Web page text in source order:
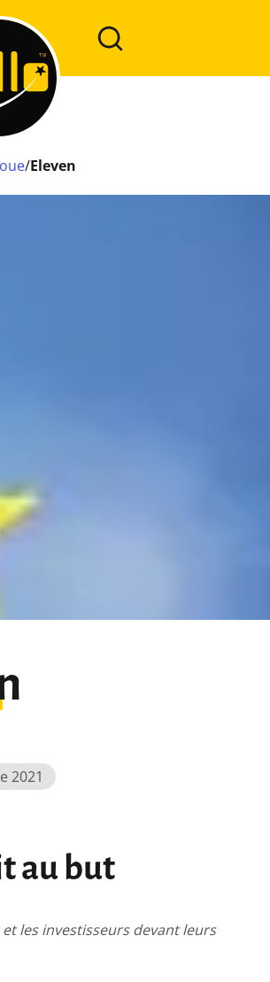
/Eleven
2021
au but
les investisseurs devant leurs